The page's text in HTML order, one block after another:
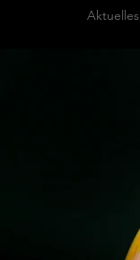
Aktuelles